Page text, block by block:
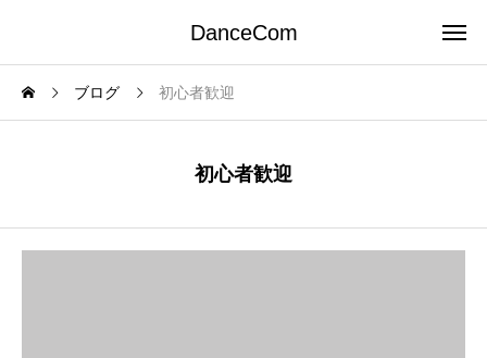
DanceCom
ブログ 初心者歓迎
初心者歓迎